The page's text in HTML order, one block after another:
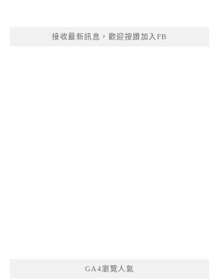
接收最新訊息，歡迎按讚加入FB
GA4瀏覽人氣